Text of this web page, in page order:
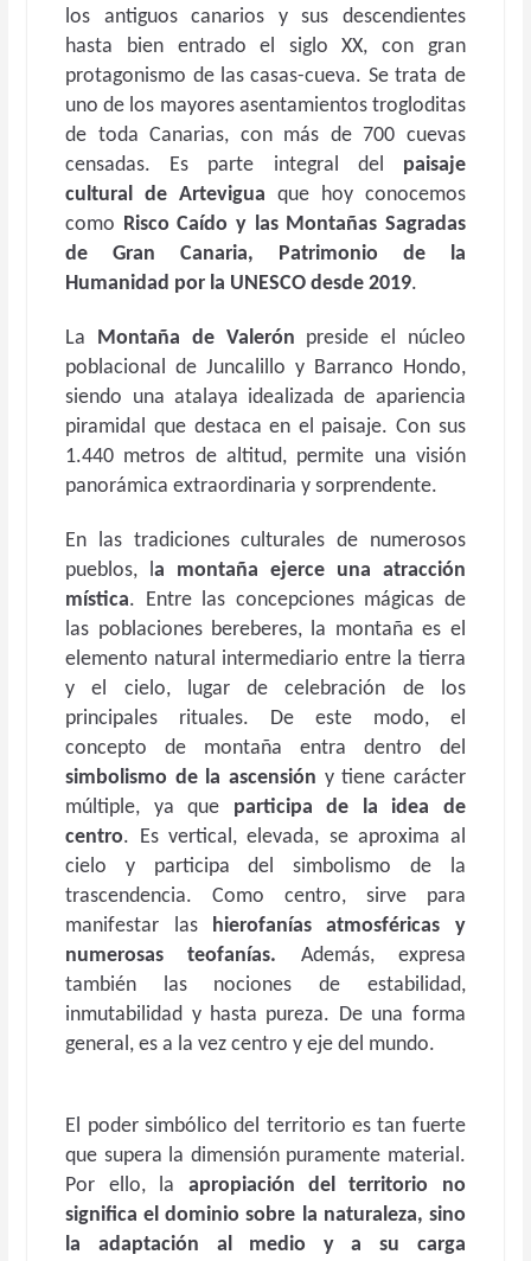
los antiguos canarios y sus descendientes
hasta bien entrado el siglo XX, con gran
protagonismo de las casas-cueva. Se trata de
uno de los mayores asentamientos trogloditas
de toda Canarias, con más de 700 cuevas
censadas. Es parte integral del paisaje
cultural de Artevigua que hoy conocemos
como Risco Caído y las Montañas Sagradas
de Gran Canaria, Patrimonio de la
Humanidad por la UNESCO desde 2019.
La Montaña de Valerón preside el núcleo
poblacional de Juncalillo y Barranco Hondo,
siendo una atalaya idealizada de apariencia
piramidal que destaca en el paisaje. Con sus
1.440 metros de altitud, permite una visión
panorámica extraordinaria y sorprendente.
En las tradiciones culturales de numerosos
pueblos, la montaña ejerce una atracción
mística. Entre las concepciones mágicas de
las poblaciones bereberes, la montaña es el
elemento natural intermediario entre la tierra
y el cielo, lugar de celebración de los
principales rituales. De este modo, el
concepto de montaña entra dentro del
simbolismo de la ascensión y tiene carácter
múltiple, ya que participa de la idea de
centro. Es vertical, elevada, se aproxima al
cielo y participa del simbolismo de la
trascendencia. Como centro, sirve para
manifestar las hierofanías atmosféricas y
numerosas teofanías. Además, expresa
también las nociones de estabilidad,
inmutabilidad y hasta pureza. De una forma
general, es a la vez centro y eje del mundo.
El poder simbólico del territorio es tan fuerte
que supera la dimensión puramente material.
Por ello, la apropiación del territorio no
significa el dominio sobre la naturaleza, sino
la adaptación al medio y a su carga